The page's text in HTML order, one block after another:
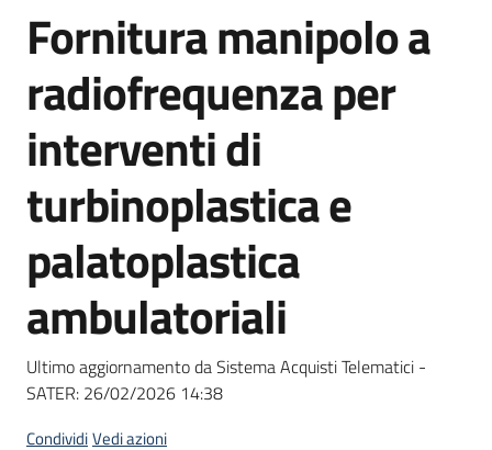
Bandi
e
di
Supporto
Piattaforme
telematiche
Salta al contenuto
Fornitura manipolo a
radiofrequenza per
interventi di
turbinoplastica e
palatoplastica
ambulatoriali
Ultimo aggiornamento da Sistema Acquisti Telematici -
SATER: 26/02/2026 14:38
CondividiVedi azioni